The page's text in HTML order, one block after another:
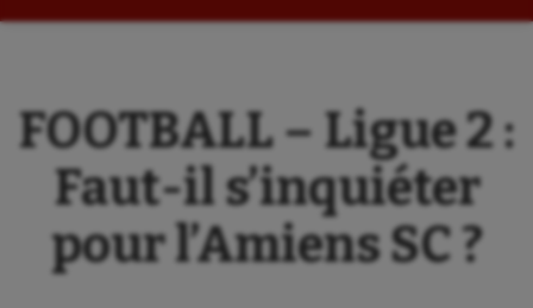
FOOTBALL – Ligue 2 :
Faut-il s’inquiéter
pour l’Amiens SC ?